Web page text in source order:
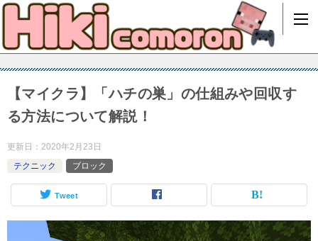
【マイクラ】「ハチの巣」の仕組みや回収す
る方法について解説！
更新日： 2020年2月23日
テクニック
ブロック
Tweet